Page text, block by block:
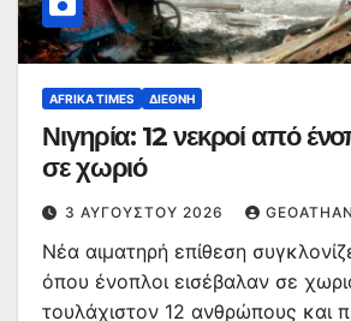
AFRIKA TIMES ΔΙΕΘΝΉ
Νιγηρία: 12 νεκροί από
σε χωριό
3 ΑΥΓΟΎΣΤΟΥ 2026
Νέα αιματηρή επίθεση
όπου ένοπλοι εισέβαλαν σε
τουλάχιστον 12 ανθρώπους και